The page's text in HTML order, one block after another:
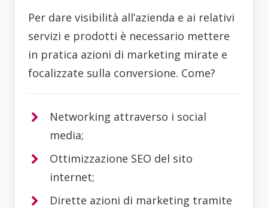
Per dare visibilità all’azienda e ai relativi
servizi e prodotti è necessario mettere
in pratica azioni di marketing mirate e
focalizzate sulla conversione. Come?
Networking attraverso i social
media;
Ottimizzazione SEO del sito
internet;
Dirette azioni di marketing tramite